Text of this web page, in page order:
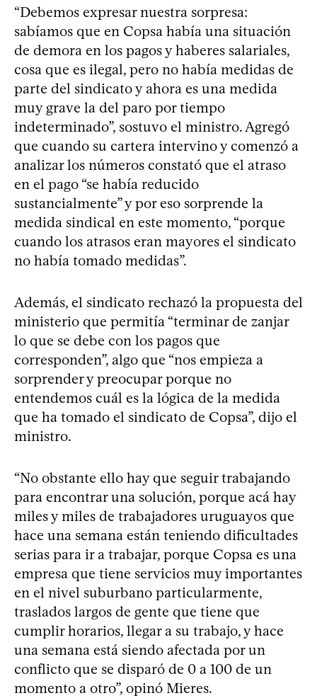
“Debemos expresar nuestra sorpresa:
sabíamos que en Copsa había una situación
de demora en los pagos y haberes salariales,
cosa que es ilegal, pero no había medidas de
parte del sindicato y ahora es una medida
muy grave la del paro por tiempo
indeterminado”, sostuvo el ministro. Agregó
que cuando su cartera intervino y comenzó a
analizar los números constató que el atraso
en el pago “se había reducido
sustancialmente” y por eso sorprende la
medida sindical en este momento, “porque
cuando los atrasos eran mayores el sindicato
no había tomado medidas”.
Además, el sindicato rechazó la propuesta del
ministerio que permitía “terminar de zanjar
lo que se debe con los pagos que
corresponden”, algo que “nos empieza a
sorprender y preocupar porque no
entendemos cuál es la lógica de la medida
que ha tomado el sindicato de Copsa”, dijo el
ministro.
“No obstante ello hay que seguir trabajando
para encontrar una solución, porque acá hay
miles y miles de trabajadores uruguayos que
hace una semana están teniendo dificultades
serias para ir a trabajar, porque Copsa es una
empresa que tiene servicios muy importantes
en el nivel suburbano particularmente,
traslados largos de gente que tiene que
cumplir horarios, llegar a su trabajo, y hace
una semana está siendo afectada por un
conflicto que se disparó de 0 a 100 de un
momento a otro”, opinó Mieres.